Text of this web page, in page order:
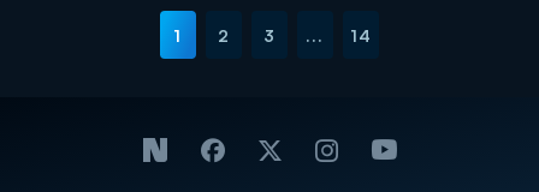
1 2 3 ... 14